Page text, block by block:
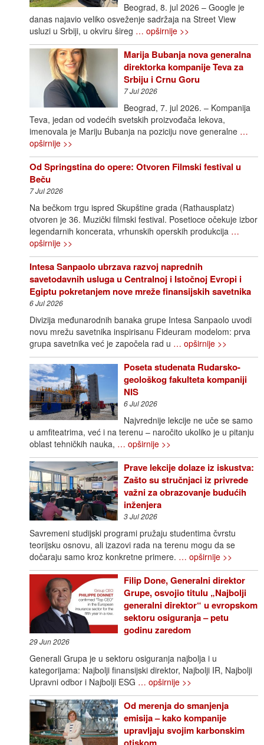
Beograd, 8. jul 2026 – Google je
danas najavio veliko osveženje sadržaja na Street View
usluzi u Srbiji, u okviru šireg … opširnije >>
Marija Bubanja nova generalna
direktorka kompanije Teva za
Srbiju i Crnu Goru
7 Jul 2026
Beograd, 7. jul 2026. – Kompanija
Teva, jedan od vodećih svetskih proizvođača lekova,
imenovala je Mariju Bubanja na poziciju nove generalne …
opširnije >>
Od Springstina do opere: Otvoren Filmski festival u
Beču
7 Jul 2026
Na bečkom trgu ispred Skupštine grada (Rathausplatz)
otvoren je 36. Muzički filmski festival. Posetioce očekuje izbor
legendarnih koncerata, vrhunskih operskih produkcija …
opširnije >>
Intesa Sanpaolo ubrzava razvoj naprednih
savetodavnih usluga u Centralnoj i Istočnoj Evropi i
Egiptu pokretanjem nove mreže finansijskih savetnika
6 Jul 2026
Divizija međunarodnih banaka grupe Intesa Sanpaolo uvodi
novu mrežu savetnika inspirisanu Fideuram modelom: prva
grupa savetnika već je započela rad u … opširnije >>
Poseta studenata Rudarsko-
geološkog fakulteta kompaniji
NIS
6 Jul 2026
Najvrednije lekcije ne uče se samo
u amfiteatrima, već i na terenu – naročito ukoliko je u pitanju
oblast tehničkih nauka, … opširnije >>
Prave lekcije dolaze iz iskustva:
Zašto su stručnjaci iz privrede
važni za obrazovanje budućih
inženjera
3 Jul 2026
Savremeni studijski programi pružaju studentima čvrstu
teorijsku osnovu, ali izazovi rada na terenu mogu da se
dočaraju samo kroz konkretne primere. … opširnije >>
Filip Done, Generalni direktor
Grupe, osvojio titulu „Najbolji
generalni direktor“ u evropskom
sektoru osiguranja – petu
godinu zaredom
29 Jun 2026
Generali Grupa je u sektoru osiguranja najbolja i u
kategorijama: Najbolji finansijski direktor, Najbolji IR, Najbolji
Upravni odbor i Najbolji ESG … opširnije >>
Od merenja do smanjenja
emisija – kako kompanije
upravljaju svojim karbonskim
otiskom